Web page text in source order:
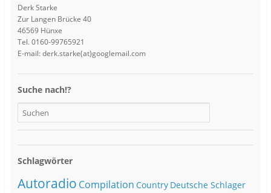
Derk Starke
Zur Langen Brücke 40
46569 Hünxe
Tel. 0160-99765921
E-mail: derk.starke(at)googlemail.com
Suche nach!?
Schlagwörter
Autoradio Compilation Country Deutsche Schlager